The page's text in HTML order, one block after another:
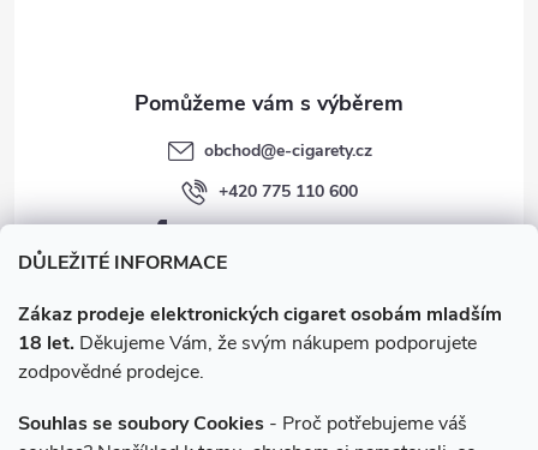
DŮLEŽITÉ INFORMACE
Zákaz prodeje elektronických cigaret osobám mladším
18 let. Děkujeme Vám, že svým nákupem podporujete
zodpovědné prodejce.
Souhlas se soubory Cookies - Proč potřebujeme váš
obchod@e-cigarety.cz
+420 775 110 600
facebook.com/e-cigarety.cz